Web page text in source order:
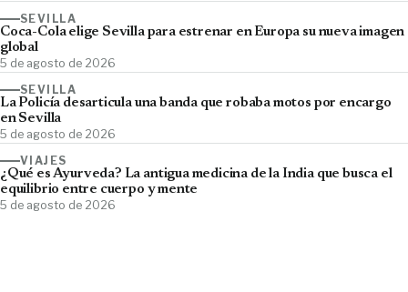
SEVILLA
Coca-Cola elige Sevilla para estrenar en Europa su nueva imagen
global
5 de agosto de 2026
SEVILLA
La Policía desarticula una banda que robaba motos por encargo
en Sevilla
5 de agosto de 2026
VIAJES
¿Qué es Ayurveda? La antigua medicina de la India que busca el
equilibrio entre cuerpo y mente
5 de agosto de 2026